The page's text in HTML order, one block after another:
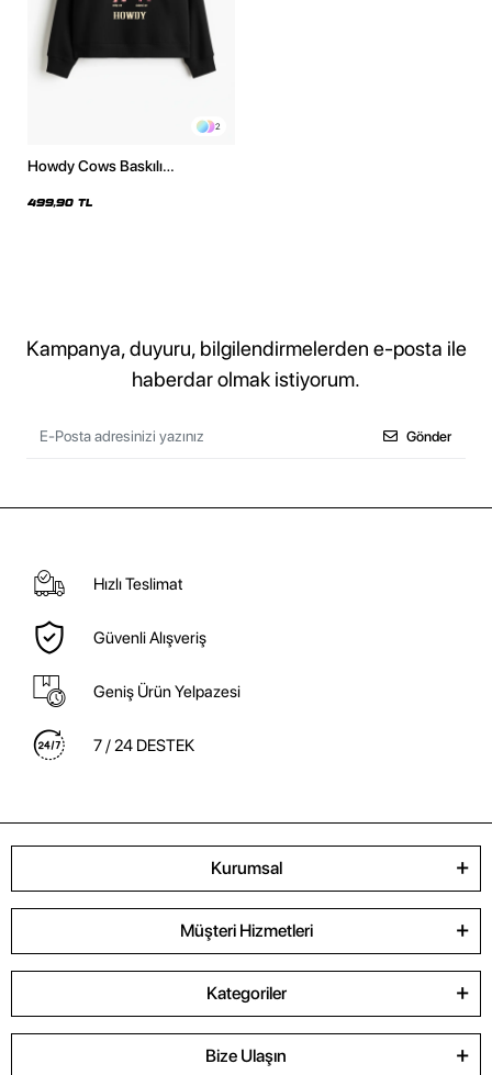
2
Howdy Cows Baskılı
Siyah Sweatshirt
499,90 TL
Kampanya, duyuru, bilgilendirmelerden e-posta ile
haberdar olmak istiyorum.
Gönder
Hızlı Teslimat
Güvenli Alışveriş
Geniş Ürün Yelpazesi
7 / 24 DESTEK
Kurumsal
Müşteri Hizmetleri
Kategoriler
Bize Ulaşın